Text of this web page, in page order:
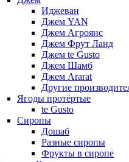
Иджеван
Джем YAN
Джем Агроянс
Джем Фрут Ланд
Джем te Gusto
Джем Шамб
Джем Ararat
Другие
Ягоды протёртые
te Gusto
Сиропы
Дошаб
Разные сиропы
Фрукты в сиропе